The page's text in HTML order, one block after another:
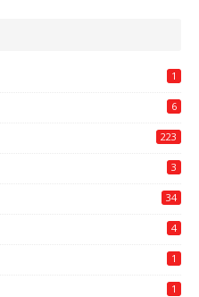
1
6
223
3
34
4
1
1